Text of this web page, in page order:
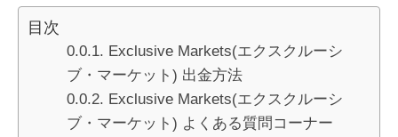
方法
目次
Exclusive Markets(エクスクルーシ
ブ・マーケット) 出金方法
Exclusive Markets(エクスクルーシ
ブ・マーケット) よくある質問コーナー